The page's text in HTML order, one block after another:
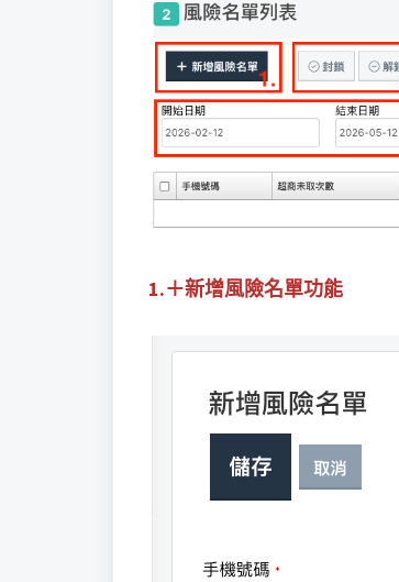
1.＋新增風險名單功能